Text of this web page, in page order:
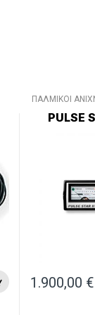
ΠΑΛΜΙΚΟΙ
PULSE
1.900,00 €